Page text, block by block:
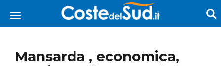
Mansarda , economica,